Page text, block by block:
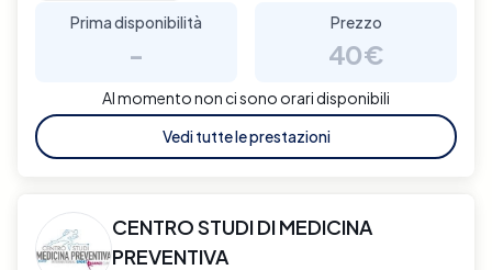
Prima disponibilità
-
Prezzo
40€
Al momento non ci sono orari disponibili
Vedi tutte le prestazioni
CENTRO STUDI DI MEDICINA
PREVENTIVA